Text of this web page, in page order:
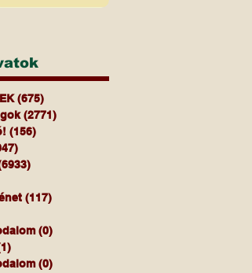
(675)
(2771)
(156)
(117)
(0)
(0)